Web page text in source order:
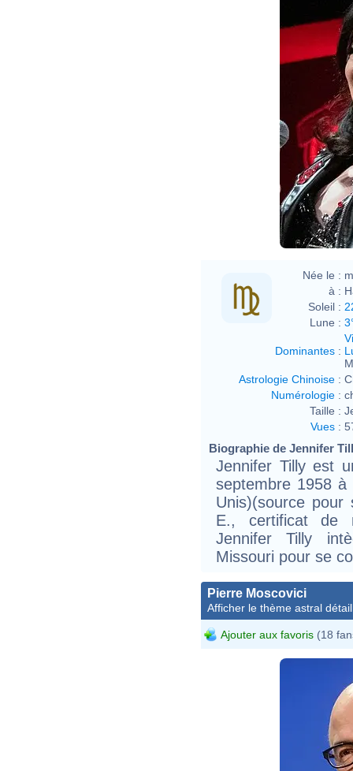
Née le :
à :
Soleil :
Lune :
Dominantes :
Astrologie Chinoise :
Numérologie :
Taille :
Vues :
Biographie de Jennifer
Jennifer Tilly est
septembre 1958
Unis)(source
E., certificat de
Jennifer Tilly
Missouri pour se
Pierre Moscovici
Afficher le thème astral
Ajouter aux favoris (18